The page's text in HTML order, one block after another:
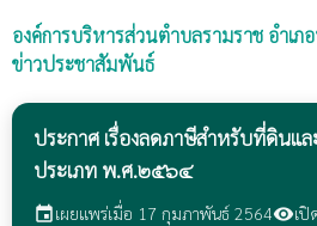
องค์การบริหารส่วนตำบลรามราช อำเภ
ข่าวประชาสัมพันธ์
ประกาศ เรื่องลดภาษีสำหรับที่ดินแล
ประเภท พ.ศ.๒๕๖๔
eventเผยแพร่เมื่อ 17 กุมภาพันธ์ 2564visibilityเปิ